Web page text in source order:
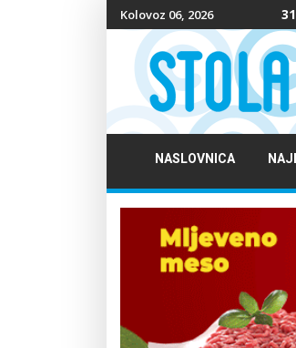
Kolovoz 06, 2026
NASLOVNICA